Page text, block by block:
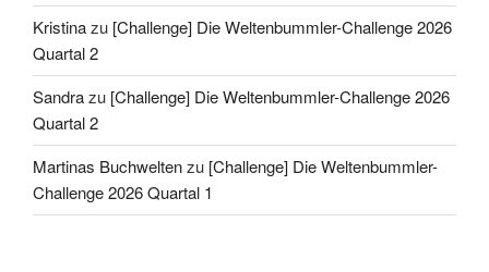
Kristinazu [Challenge] Die Weltenbummler-Challenge 2026
Quartal 2
Sandrazu [Challenge] Die Weltenbummler-Challenge 2026
Quartal 2
Martinas Buchweltenzu [Challenge] Die Weltenbummler-
Challenge 2026 Quartal 1